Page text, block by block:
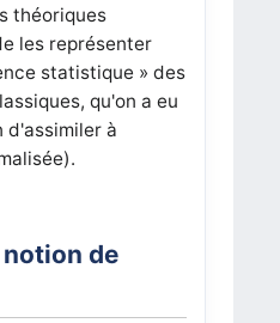
théoriques
les représenter
statistique » des
qu'on a eu
d'assimiler à
de